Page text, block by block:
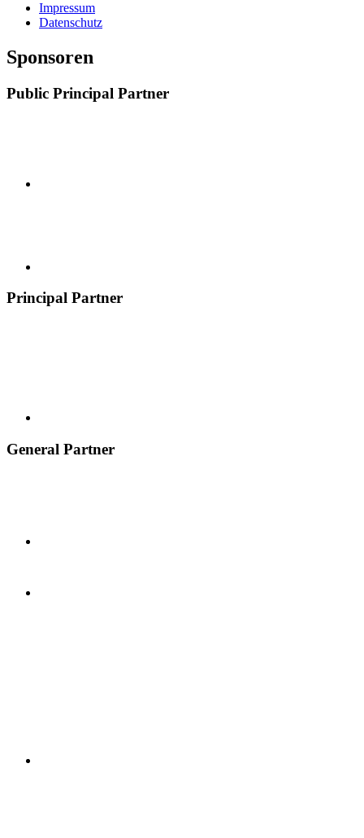
Impressum
Datenschutz
Sponsoren
Public Principal Partner
Principal Partner
General Partner